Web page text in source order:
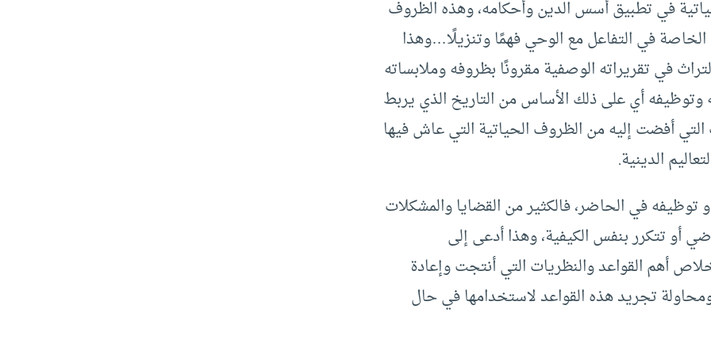
في تطبيق أسس الدين وأحكامه، وهذه الظروف
الخاصة في التفاعل مع الوحي فهمًا وتنزيلًا…وهذا
في تقريراته الوصفية مقرونًا بظروفه وملابساته
وتوظيفه أي على ذلك الأساس من التاريخ الذي يربط
التي أفضت إليه من الظروف الحياتية التي عاش فيها
الدينية.
توظيفه في الحاضر، فالكثير من القضايا والمشكلات
أو تتكرر بنفس الكيفية، وهذا أدعى إلى
أهم القواعد والنظريات التي أنتجت وإعادة
تجريد هذه القواعد لاستخدامها في حال